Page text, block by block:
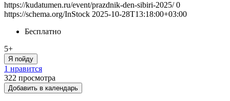
https://kudatumen.ru/event/prazdnik-den-sibiri-2025/ 0
https://schema.org/InStock 2025-10-28T13:18:00+03:00
Бесплатно
5+
Я пойду
1 нравится
322 просмотра
Добавить в календарь